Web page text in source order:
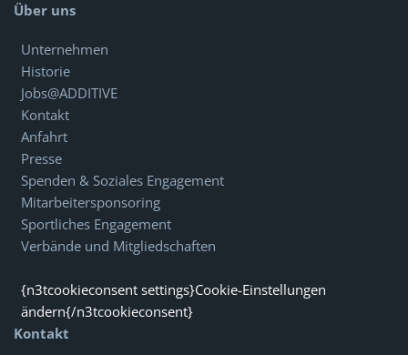
Über uns
Unternehmen
Historie
Jobs@ADDITIVE
Kontakt
Anfahrt
Presse
Spenden & Soziales Engagement
Mitarbeitersponsoring
Sportliches Engagement
Verbände und Mitgliedschaften
{n3tcookieconsent settings}Cookie-Einstellungen
ändern{/n3tcookieconsent}
Kontakt